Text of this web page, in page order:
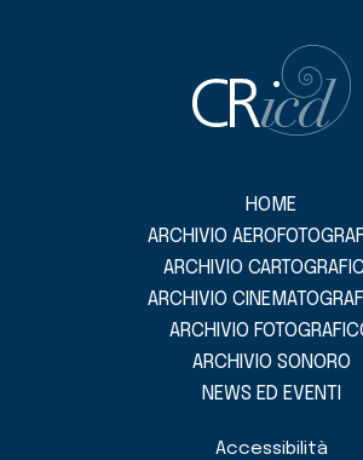
HOME
ARCHIVIO
ARCHIVIO
ARCHIVIO
ARCHIVIO
ARCHIVIO SONORO
NEWS ED EVENTI
Accessibilità